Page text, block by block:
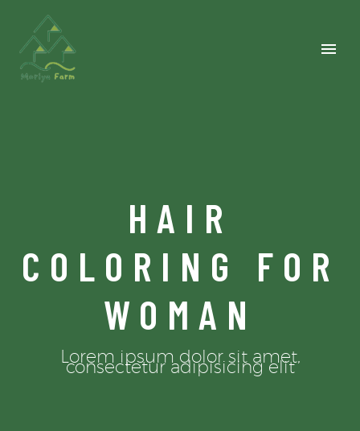
HAIR
COLORING FOR
WOMAN
Lorem ipsum dolor sit amet,
consectetur adipisicing elit